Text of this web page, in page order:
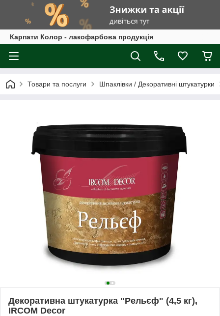
Карпати Колор - лакофарбова продукція
Товари та послуги Шпаклівки / Декоративні штукатурки
Декоративна штукатурка "Рельєф" (4,5 кг),
IRCOM Decor